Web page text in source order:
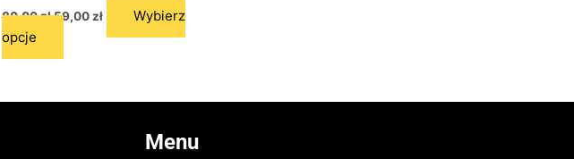
80,00zł59,00 zł
Wybierz
opcje
Menu